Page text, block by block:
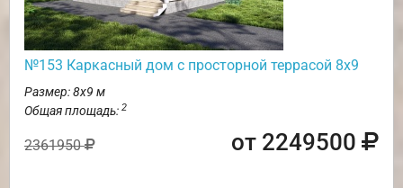
№153 Каркасный дом с просторной террасой 8х9
Размер: 8х9 м
Общая площадь: 2
2361950 от 2249500